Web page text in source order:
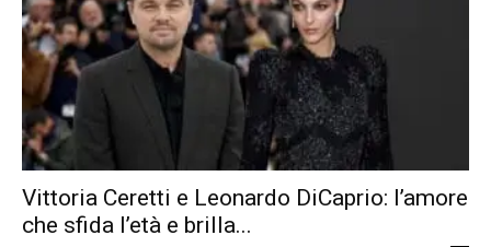
Vittoria Ceretti e Leonardo DiCaprio: l’amore
che sfida l’età e brilla...